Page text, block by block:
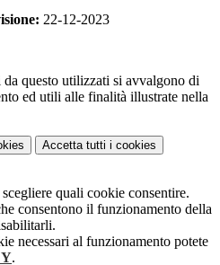
22-12-2023
questo utilizzati si avvalgono di
ed utili alle finalità illustrate nella
Accetta tutti i cookies
quali cookie consentire.
consentono il funzionamento della
necessari al funzionamento potete
.